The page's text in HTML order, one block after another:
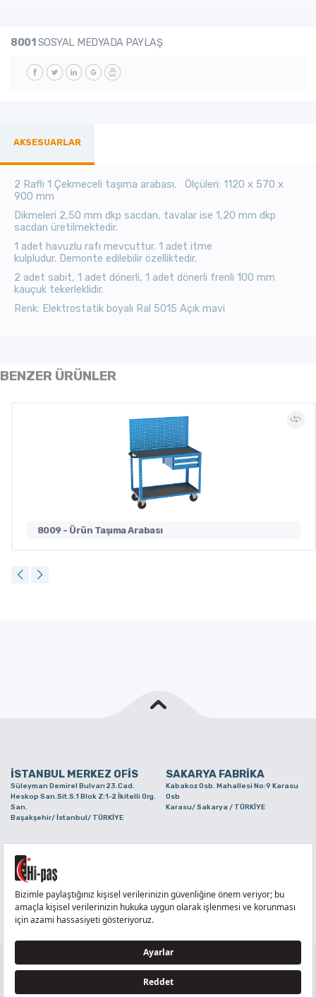
8001 SOSYAL MEDYADA PAYLAŞ
AKSESUARLAR
2 Raflı 1 Çekmeceli taşıma arabası. Ölçüleri: 1120 x 570 x
900 mm
Dikmeleri 2,50 mm dkp sacdan, tavalar ise 1,20 mm dkp
sacdan üretilmektedir.
1 adet havuzlu rafı mevcuttur. 1 adet itme
kulpludur. Demonte edilebilir özelliktedir.
2 adet sabit, 1 adet dönerli, 1 adet dönerli frenli 100 mm
kauçuk tekerleklidir.
Renk: Elektrostatik boyalı Ral 5015 Açık mavi
BENZER ÜRÜNLER
8009 - Ürün Taşıma Arabası
İSTANBUL MERKEZ OFİS SAKARYA FABRİKA
Süleyman Demirel Bulvarı 23.Cad.
Heskop San.Sit.S.1 Blok Z:1-2 İkitelli Org.
San.
Başakşehir/ İstanbul/ TÜRKİYE
Kabakoz Osb. Mahallesi No:9 Karasu
Osb
Karasu/ Sakarya / TÜRKİYE
Alaaddinbey Mah. Ayfatma Cad. No.11 A/C
Sam.3 Plaza B Blok Nilüfer/ Bursa/
TÜRKİYE
TELEFON
TÜM HAKLARI Hİ-PAŞ PLASTİK EŞYA TİC. VE SAN. LTD. ŞTİ..’E AİTTİR
Tedarikçi ve İş Ortakları Aydınlatma Metni - Ziyaretçi Aydınlatma Metni - Veri Sahibi Başvuru